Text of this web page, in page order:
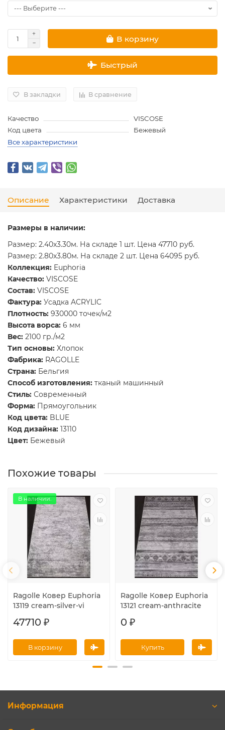
В корзину
Быстрый
В закладки В сравнение
Качество
VISCOSE
Код цвета
Бежевый
Все характеристики
Описание Характеристики Доставка
Размеры в наличии:
Размер: 2.40x3.30м. На складе 1 шт. Цена 47710 руб.
Размер: 2.80x3.80м. На складе 2 шт. Цена 64095 руб.
Коллекция: Euphoria
Качество: VISCOSE
Состав: VISCOSE
Фактура: Усадка ACRYLIC
Плотность: 930000 точек/м2
Высота ворса: 6 мм
Вес: 2100 гр./м2
Тип основы: Хлопок
Фабрика: RAGOLLE
Страна: Бельгия
Способ изготовления: тканый машинный
Стиль: Современный
Форма: Прямоугольник
Код цвета: BLUE
Код дизайна: 13110
Цвет: Бежевый
Похожие товары
В наличии.
Ragolle Ковер Euphoria
13119 cream-silver-vi
47710 ₽
В корзину
Ragolle Ковер Euphoria
13121 cream-anthracite
0 ₽
Купить
Информация